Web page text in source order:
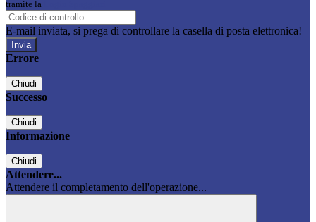
tramite la
E-mail inviata, si prega di controllare la casella di posta elettronica!
Errore
Chiudi
Successo
Chiudi
Informazione
Chiudi
Attendere...
Attendere il completamento dell'operazione...